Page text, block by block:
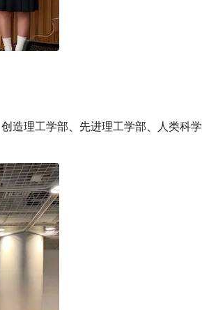
造理工学部、先进理工学部、人类科学